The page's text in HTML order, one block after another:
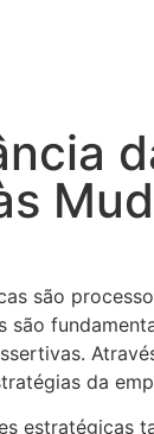
são
são
da
estratégicas